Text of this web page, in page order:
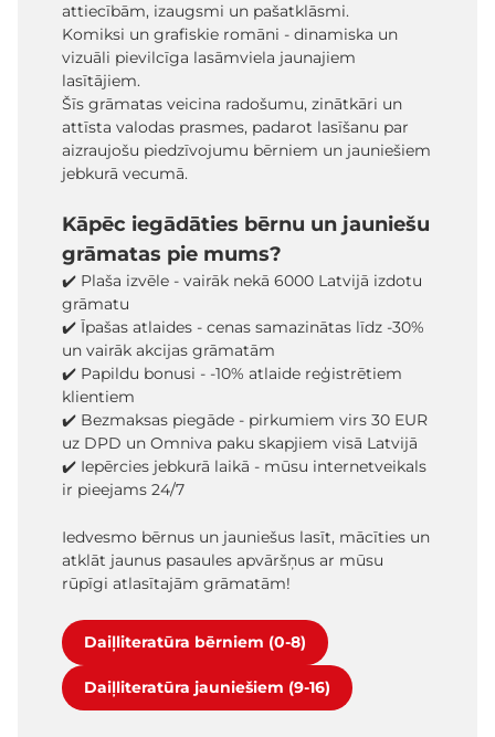
attiecībām, izaugsmi un pašatklāsmi.
Komiksi un grafiskie romāni - dinamiska un
vizuāli pievilcīga lasāmviela jaunajiem
lasītājiem.
Šīs grāmatas veicina radošumu, zinātkāri un
attīsta valodas prasmes, padarot lasīšanu par
aizraujošu piedzīvojumu bērniem un jauniešiem
jebkurā vecumā.
Kāpēc iegādāties bērnu un jauniešu
grāmatas pie mums?
✔️ Plaša izvēle - vairāk nekā 6000 Latvijā izdotu
grāmatu
✔️ Īpašas atlaides - cenas samazinātas līdz -30%
un vairāk akcijas grāmatām
✔️ Papildu bonusi - -10% atlaide reģistrētiem
klientiem
✔️ Bezmaksas piegāde - pirkumiem virs 30 EUR
uz DPD un Omniva paku skapjiem visā Latvijā
✔️ Iepērcies jebkurā laikā - mūsu internetveikals
ir pieejams 24/7
Iedvesmo bērnus un jauniešus lasīt, mācīties un
atklāt jaunus pasaules apvāršņus ar mūsu
rūpīgi atlasītajām grāmatām!
Daiļliteratūra bērniem (0-8)
Daiļliteratūra jauniešiem (9-16)